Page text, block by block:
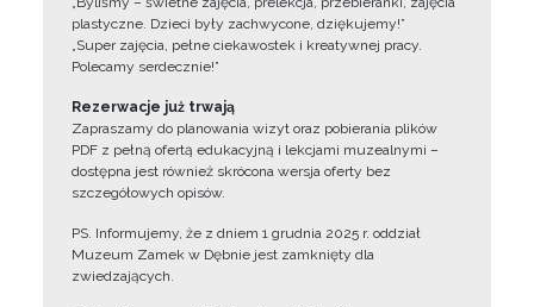
plastyczne. Dzieci były zachwycone, dziękujemy!”
„Super zajęcia, pełne ciekawostek i kreatywnej pracy.
Polecamy serdecznie!”
Rezerwacje już trwają
Zapraszamy do planowania wizyt oraz pobierania plików
PDF z pełną ofertą edukacyjną i lekcjami muzealnymi –
dostępna jest również skrócona wersja oferty bez
szczegółowych opisów.
PS. Informujemy, że z dniem 1 grudnia 2025 r. oddział
Muzeum Zamek w Dębnie jest zamknięty dla
zwiedzających.